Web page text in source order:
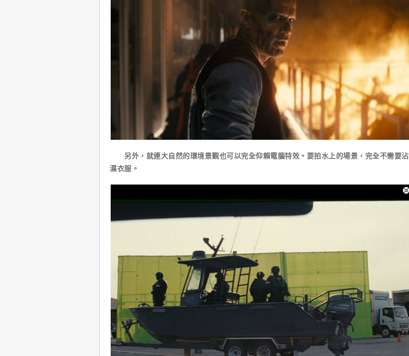
另外，就連大自然的環境景觀也可以完全仰賴電腦特效。要拍水上的場景，完全不需要沾
濕衣服。